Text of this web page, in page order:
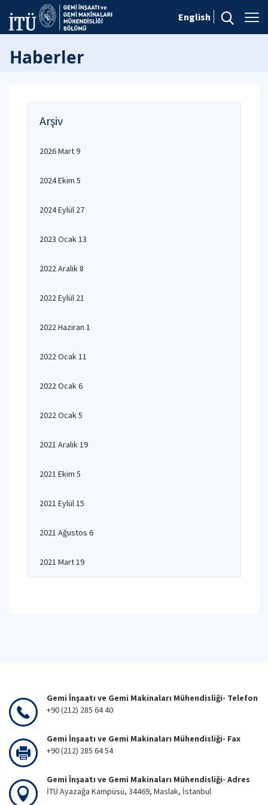
English
Haberler
Arşiv
2026 Mart 9
2024 Ekim 5
2024 Eylül 27
2023 Ocak 13
2022 Aralık 8
2022 Eylül 21
2022 Haziran 1
2022 Ocak 11
2022 Ocak 6
2022 Ocak 5
2021 Aralık 19
2021 Ekim 5
2021 Eylül 15
2021 Ağustos 6
2021 Mart 19
Gemi İnşaatı ve Gemi Makinaları Mühendisliği- Telefon
+90 (212) 285 64 40
Gemi İnşaatı ve Gemi Makinaları Mühendisliği- Fax
+90 (212) 285 64 54
Gemi İnşaatı ve Gemi Makinaları Mühendisliği- Adres
İTÜ Ayazağa Kampüsü, 34469, Maslak, İstanbul